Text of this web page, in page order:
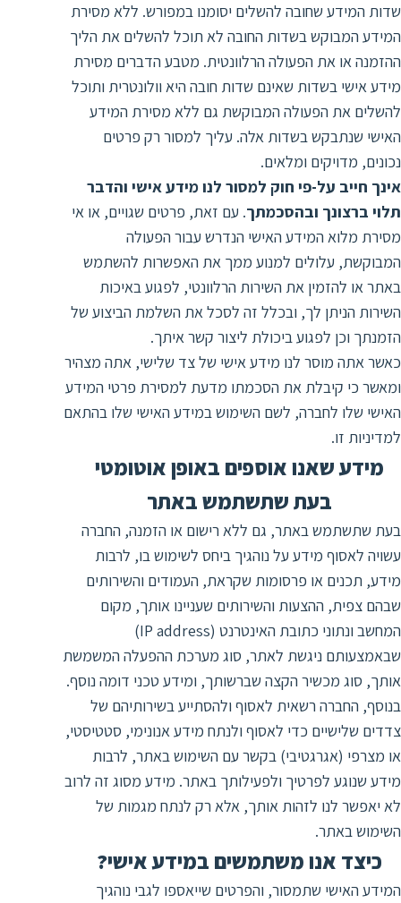
שדות המידע שחובה להשלים יסומנו במפורש. ללא מסירת
המידע המבוקש בשדות החובה לא תוכל להשלים את הליך
ההזמנה או את הפעולה הרלוונטית. מטבע הדברים מסירת
מידע אישי בשדות שאינם שדות חובה היא וולונטרית ותוכל
להשלים את הפעולה המבוקשת גם ללא מסירת המידע
האישי שנתבקש בשדות אלה. עליך למסור רק פרטים
נכונים, מדויקים ומלאים.
אינך חייב על-פי חוק למסור לנו מידע אישי והדבר
תלוי ברצונך ובהסכמתך. עם זאת, פרטים שגויים, או אי
מסירת מלוא המידע האישי הנדרש עבור הפעולה
המבוקשת, עלולים למנוע ממך את האפשרות להשתמש
באתר או להזמין את השירות הרלוונטי, לפגוע באיכות
השירות הניתן לך, ובכלל זה לסכל את השלמת הביצוע של
הזמנתך וכן לפגוע ביכולת ליצור קשר איתך.
כאשר אתה מוסר לנו מידע אישי של צד שלישי, אתה מצהיר
ומאשר כי קיבלת את הסכמתו מדעת למסירת פרטי המידע
האישי שלו לחברה, לשם השימוש במידע האישי שלו בהתאם
למדיניות זו.
מידע שאנו אוספים באופן אוטומטי
בעת שתשתמש באתר
בעת שתשתמש באתר, גם ללא רישום או הזמנה, החברה
עשויה לאסוף מידע על נוהגיך ביחס לשימוש בו, לרבות
מידע, תכנים או פרסומות שקראת, העמודים והשירותים
שבהם צפית, ההצעות והשירותים שעניינו אותך, מקום
המחשב ונתוני כתובת האינטרנט (IP address)
שבאמצעותם ניגשת לאתר, סוג מערכת ההפעלה המשמשת
אותך, סוג מכשיר הקצה שברשותך, ומידע טכני דומה נוסף.
בנוסף, החברה רשאית לאסוף ולהסתייע בשירותיהם של
צדדים שלישיים כדי לאסוף ולנתח מידע אנונימי, סטטיסטי,
או מצרפי (אגרגטיבי) בקשר עם השימוש באתר, לרבות
מידע שנוגע לפרטיך ולפעילותך באתר. מידע מסוג זה לרוב
לא יאפשר לנו לזהות אותך, אלא רק לנתח מגמות של
השימוש באתר.
כיצד אנו משתמשים במידע אישי?
המידע האישי שתמסור, והפרטים שייאספו לגבי נוהגיך